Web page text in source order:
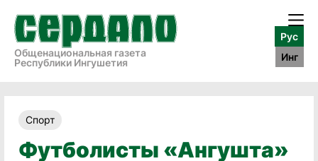
Общенациональная газета
Республики Ингушетия
Рус
Инг
Спорт
Футболисты «Ангушта»